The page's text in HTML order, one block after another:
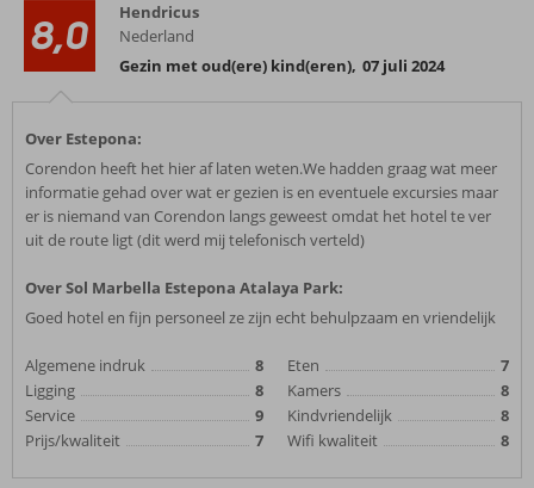
8,0
Hendricus
Nederland
Gezin met oud(ere) kind(eren), 07 juli 2024
Over Estepona:
Corendon heeft het hier af laten weten.We hadden graag wat meer
informatie gehad over wat er gezien is en eventuele excursies maar
er is niemand van Corendon langs geweest omdat het hotel te ver
uit de route ligt (dit werd mij telefonisch verteld)
Over Sol Marbella Estepona Atalaya Park:
Goed hotel en fijn personeel ze zijn echt behulpzaam en vriendelijk
Algemene indruk
8
Ligging
8
Service
9
Prijs/kwaliteit
7
Eten
7
Kamers
8
Kindvriendelijk
8
Wifi kwaliteit
8